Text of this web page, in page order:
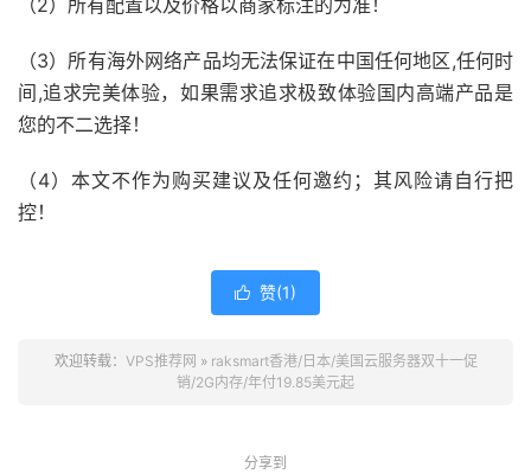
（2）所有配置以及价格以商家标注的为准！
（3）所有海外网络产品均无法保证在中国任何地区,任何时
间,追求完美体验，如果需求追求极致体验国内高端产品是
您的不二选择！
（4）本文不作为购买建议及任何邀约；其风险请自行把
控！
 赞(1)
欢迎转载： VPS推荐网 » raksmart香港/日本/美国云服务器双十一促
销/2G内存/年付19.85美元起
分享到